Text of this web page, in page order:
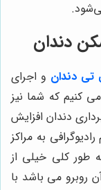
دندان
دندان و اجرای
کنیم که شما نیز
دندان افزایش
به مراکز
طور کلی خیلی از
روبرو می باشد با